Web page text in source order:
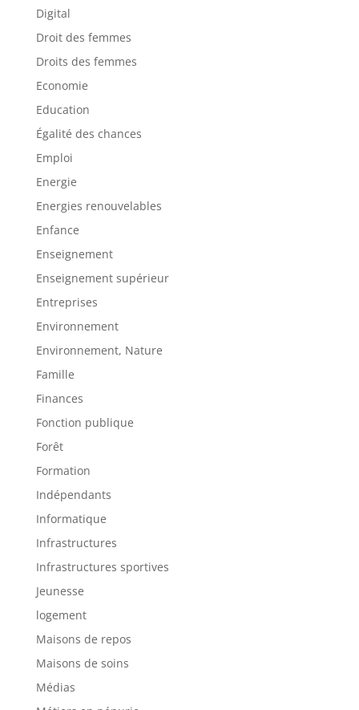
Digital
Droit des femmes
Droits des femmes
Economie
Education
Égalité des chances
Emploi
Energie
Energies renouvelables
Enfance
Enseignement
Enseignement supérieur
Entreprises
Environnement
Environnement, Nature
Famille
Finances
Fonction publique
Forêt
Formation
Indépendants
Informatique
Infrastructures
Infrastructures sportives
Jeunesse
logement
Maisons de repos
Maisons de soins
Médias